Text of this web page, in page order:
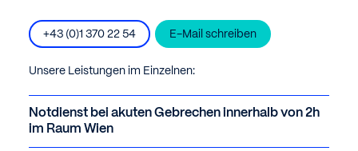
+43 (0)1 370 22 54 E-Mail schreiben
Unsere Leistungen im Einzelnen:
Notdienst bei akuten Gebrechen innerhalb von 2h
im Raum Wien